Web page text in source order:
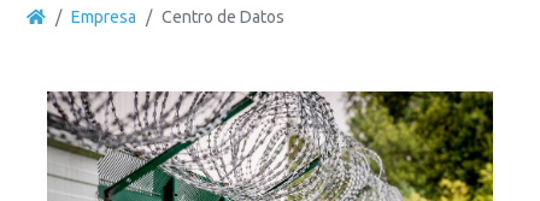
Empresa Centro de Datos